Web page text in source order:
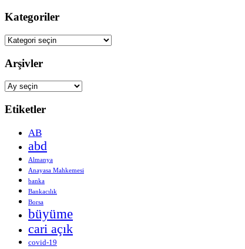
Kategoriler
Kategoriler
Arşivler
Arşivler
Etiketler
AB
abd
Almanya
Anayasa Mahkemesi
banka
Bankacılık
Borsa
büyüme
cari açık
covid-19